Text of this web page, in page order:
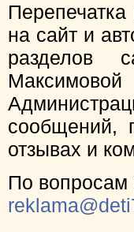
на сайт и
разделов
сообщений,
отзывах и
По вопросам